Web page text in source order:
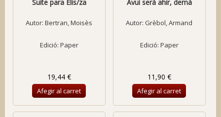
Suite para Elis/za
Autor:Bertran, Moisès
Edició: Paper
19,44 €
Afegir al carret
Avui serà ahir, demà
Autor: Grèbol, Armand
Edició: Paper
11,90 €
Afegir al carret